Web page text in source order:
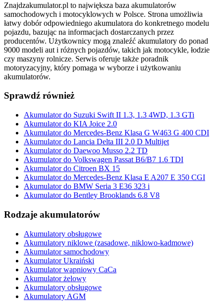
Znajdzakumulator.pl to największa baza akumulatorów
samochodowych i motocyklowych w Polsce. Strona umożliwia
łatwy dobór odpowiedniego akumulatora do konkretnego modelu
pojazdu, bazując na informacjach dostarczanych przez
producentów. Użytkownicy mogą znaleźć akumulatory do ponad
9000 modeli aut i różnych pojazdów, takich jak motocykle, łodzie
czy maszyny rolnicze. Serwis oferuje także poradnik
motoryzacyjny, który pomaga w wyborze i użytkowaniu
akumulatorów.
Sprawdź również
Akumulator do Suzuki Swift II 1.3, 1.3 4WD, 1.3 GTi
Akumulator do KIA Joice 2.0
Akumulator do Mercedes-Benz Klasa G W463 G 400 CDI
Akumulator do Lancia Delta III 2.0 D Multijet
Akumulator do Daewoo Musso 2.2 TD
Akumulator do Volkswagen Passat B6/B7 1.6 TDI
Akumulator do Citroen BX 15
Akumulator do Mercedes-Benz Klasa E A207 E 350 CGI
Akumulator do BMW Seria 3 E36 323 i
Akumulator do Bentley Brooklands 6.8 V8
Rodzaje akumulatorów
Akumulatory obsługowe
Akumulatory niklowe (zasadowe, niklowo-kadmowe)
Akumulator samochodowy
Akumulator Ukraiński
Akumulator wapniowy CaCa
Akumulator żelowy
Akumulatory obsługowe
Akumulatory AGM